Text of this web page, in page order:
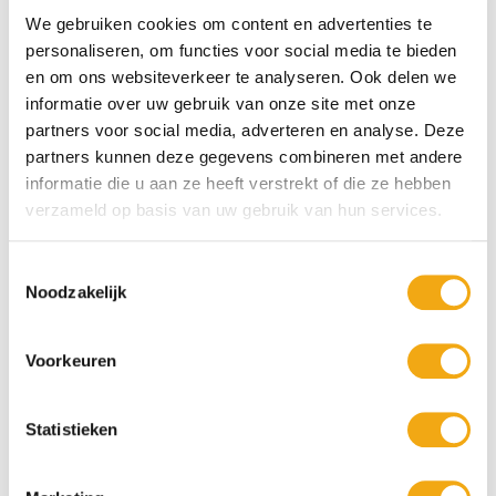
We gebruiken cookies om content en advertenties te
personaliseren, om functies voor social media te bieden
en om ons websiteverkeer te analyseren. Ook delen we
informatie over uw gebruik van onze site met onze
partners voor social media, adverteren en analyse. Deze
partners kunnen deze gegevens combineren met andere
informatie die u aan ze heeft verstrekt of die ze hebben
verzameld op basis van uw gebruik van hun services.
Noodzakelijk
Voorkeuren
Statistieken
Bruine Schilderijen -
Natuurlijke Warmte
en Tijdloze Sfeer
exclusieve collectie kunstwerken waarin bruine tinten centraal
chocoladebruin en rijke aardetinten: bruine schilderijen creëren een
sfeervolle en stijlvolle basis die moeiteloos aansluit bij
Onze collectie omvat
in diverse stijlen en
onderwerpen. Ontdek abstracte kunst, landschappen, bossen,